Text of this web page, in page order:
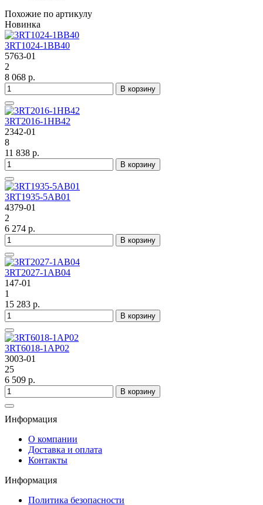
Похожие по артикулу
Новинка
3RT1024-1BB40
5763-01
2
8 068 р.
В корзину
3RT2016-1HB42
2342-01
8
11 838 р.
В корзину
3RT1935-5AB01
4379-01
2
6 274 р.
В корзину
3RT2027-1AB04
147-01
1
15 283 р.
В корзину
3RT6018-1AP02
3003-01
25
6 509 р.
В корзину
Информация
О компании
Доставка и оплата
Контакты
Информация
Политика безопасности